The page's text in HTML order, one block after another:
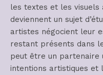
les textes et les visuels
deviennent un sujet
artistes négocient leur
restant présents dans
peut être un
intentions artistiques et